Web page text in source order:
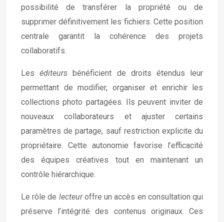
possibilité de transférer la propriété ou de
supprimer définitivement les fichiers. Cette position
centrale garantit la cohérence des projets
collaboratifs.
Leséditeursbénéficient de droits étendus leur
permettant de modifier, organiser et enrichir les
collections photo partagées. Ils peuvent inviter de
nouveaux collaborateurs et ajuster certains
paramètres de partage, sauf restriction explicite du
propriétaire. Cette autonomie favorise l’efficacité
des équipes créatives tout en maintenant un
contrôle hiérarchique.
Le rôle de lecteuroffre un accès en consultation qui
préserve l’intégrité des contenus originaux. Ces